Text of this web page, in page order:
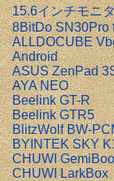
15.6インチモニ
8BitDo SN30Pro
ALLDOCUBE
Android
ASUS ZenPad
AYA NEO
Beelink GT-R
Beelink GTR5
BlitzWolf BW-
BYINTEK SKY
CHUWI
CHUWI LarkBox